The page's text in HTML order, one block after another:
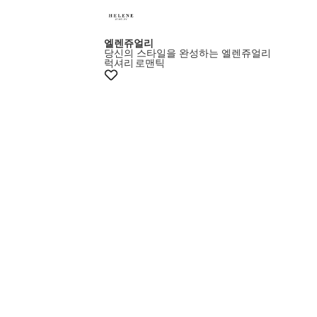
엘렌쥬얼리
당신의 스타일을 완성하는 엘렌쥬얼리
럭셔리 로맨틱